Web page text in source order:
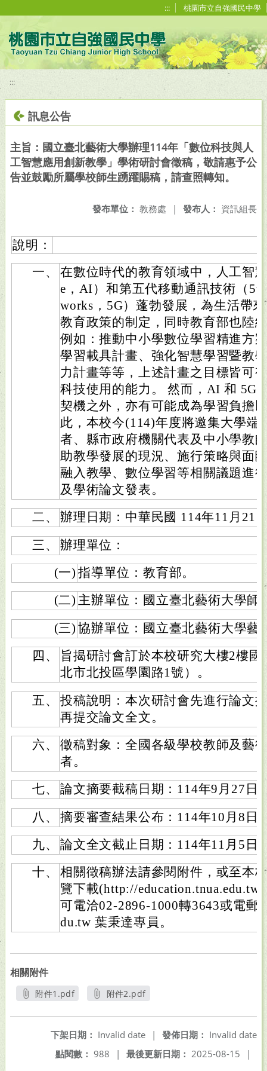
::: 桃園市立自強國民中學
:::
訊息公告
主旨：國立臺北藝術大學辦理114年「數位科技與人
工智慧應用創新教學」學術研討會徵稿，敬請惠予公
告並鼓勵所屬學校師生踴躍賜稿，請查照轉知。
發布人： 資訊組長
發布單位： 教務處 |
說明：
一、
在數位時代的教育領域中，人工智
e，AI）和第五代移動通訊技術（
works，5G）蓬勃發展，為生活帶
教育政策的制定，同時教育部也陸
例如：推動中小學數位學習精進方
學習載具計畫、強化智慧學習暨教
力計畫等等，上述計畫之目標皆可
科技使用的能力。 然而，AI 和 5G
契機之外，亦有可能成為學習負擔
此，本校今(114)年度將邀集大學端
者、縣市政府機關代表及中小學教
助教學發展的現況、施行策略與面
融入教學、數位學習等相關議題進
及學術論文發表。
二、
辦理日期：中華民國 114年11月21
三、
辦理單位：
(一) 指導單位：教育部。
(二) 主辦單位：國立臺北藝術大學師
(三) 協辦單位：國立臺北藝術大學藝
四、
旨揭研討會訂於本校研究大樓2樓
北市北投區學園路1號）。
五、
投稿說明：本次研討會先進行論文
再提交論文全文。
六、
徵稿對象：全國各級學校教師及藝
者。
七、
論文摘要截稿日期：114年9月27日
八、
摘要審查結果公布：114年10月8日
九、
論文全文截止日期：114年11月5日
十、
相關徵稿辦法請參閱附件，或至本
覽下載(http://
可電洽02-2896-1000轉3643或電郵
du.tw 葉秉達專員。
相關附件
附件1.pdf
附件2.pdf
發佈日期： Invalid date
下架日期： Invalid date
|
最後更新日期： 2025-08-15 |
點閱數： 988 |